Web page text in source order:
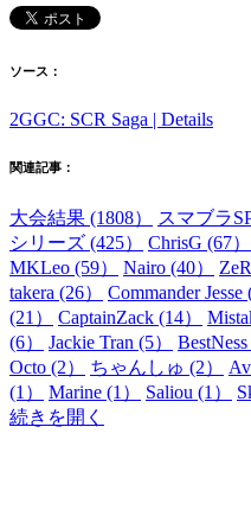
ソース：
2GGC: SCR Saga | Details
関連記事：
大会結果 (1808）
スマブラ
シリーズ (425）
ChrisG (67）
MKLeo (59）
Nairo (40）
takera (26）
Commander Jesse
(21）
CaptainZack (14）
(6）
Jackie Tran (5） BestNess
Octo (2）
ちゃんしゅ (2）
(1）
Marine (1） Saliou (1）
続きを開く